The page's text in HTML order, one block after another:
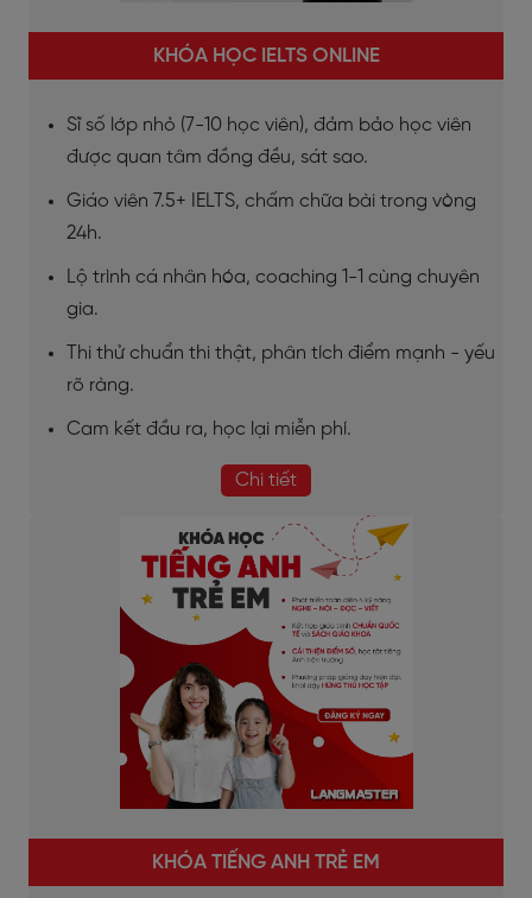
KHÓA HỌC IELTS ONLINE
Sĩ số lớp nhỏ (7-10 học viên), đảm bảo học viên
được quan tâm đồng đều, sát sao.
Giáo viên 7.5+ IELTS, chấm chữa bài trong vòng
24h.
Lộ trình cá nhân hóa, coaching 1-1 cùng chuyên
gia.
Thi thử chuẩn thi thật, phân tích điểm mạnh - yếu
rõ ràng.
Cam kết đầu ra, học lại miễn phí.
Chi tiết
KHÓA TIẾNG ANH TRẺ EM